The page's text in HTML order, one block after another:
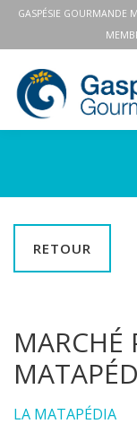
GASPÉSIE GOURMANDE
RETOUR
MARCHÉ
LA MATAPÉDIA